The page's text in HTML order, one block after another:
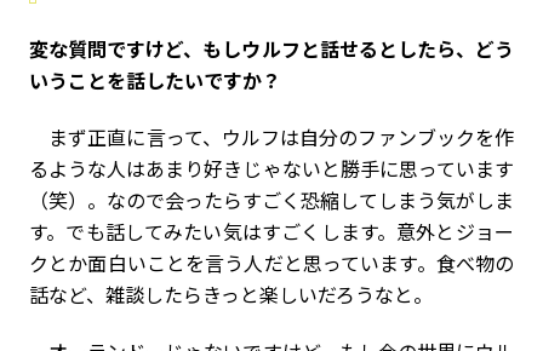
――変な質問ですけど、もしウルフと話せるとしたら、どう
いうことを話したいですか？
まず正直に言って、ウルフは自分のファンブックを作
るような人はあまり好きじゃないと勝手に思っています
（笑）。なので会ったらすごく恐縮してしまう気がしま
す。でも話してみたい気はすごくします。意外とジョー
クとか面白いことを言う人だと思っています。食べ物の
話など、雑談したらきっと楽しいだろうなと。